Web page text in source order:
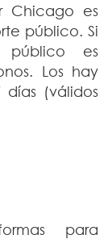
Chicago es
público. Si
público es
Los hay
(válidos
para